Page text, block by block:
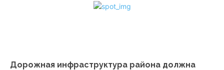
Дорожная инфраструктура района должна